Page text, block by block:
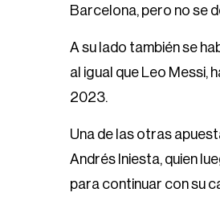
Barcelona, pero no se
A su lado también se
al igual que Leo Messi,
2023.
Una de las otras
Andrés Iniesta, quien
para continuar con su